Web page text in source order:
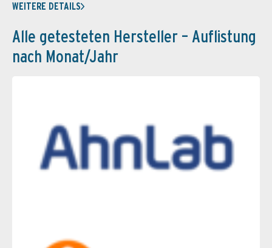
WEITERE DETAILS
Alle getesteten Hersteller – Auflistung
nach Monat/Jahr